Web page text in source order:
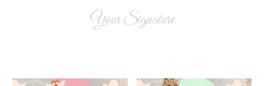
Your Signature